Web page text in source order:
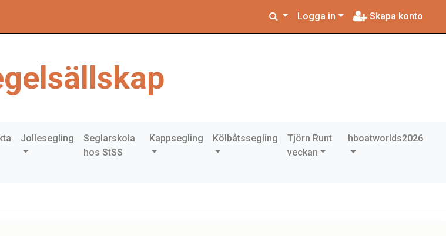
Logga in Skapa konto
Jollesegling
Seglarskola
hos StSS
Kappsegling Kölbåtssegling
Tjörn Runt
veckan
hboatworlds2026